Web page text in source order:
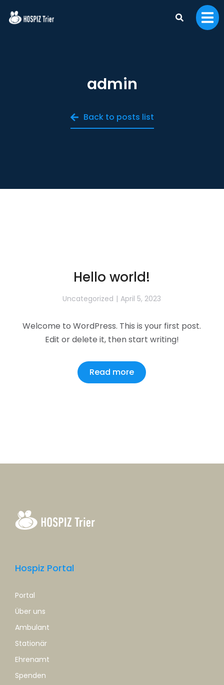
admin
Back to posts list
Hello world!
Uncategorized April 5, 2023
Welcome to WordPress. This is your first post.
Edit or delete it, then start writing!
Read more
Hospiz Portal
Portal
Über uns
Ambulant
Stationär
Ehrenamt
Spenden